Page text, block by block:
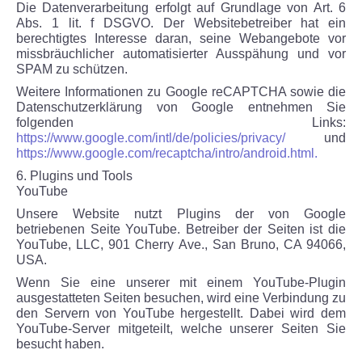
Die Datenverarbeitung erfolgt auf Grundlage von Art. 6
Abs. 1 lit. f DSGVO. Der Websitebetreiber hat ein
berechtigtes Interesse daran, seine Webangebote vor
missbräuchlicher automatisierter Ausspähung und vor
SPAM zu schützen.
Weitere Informationen zu Google reCAPTCHA sowie die
Datenschutzerklärung von Google entnehmen Sie
folgenden Links:
https://www.google.com/intl/de/policies/privacy/und
https://www.google.com/recaptcha/intro/android.html.
6. Plugins und Tools
YouTube
Unsere Website nutzt Plugins der von Google
betriebenen Seite YouTube. Betreiber der Seiten ist die
YouTube, LLC, 901 Cherry Ave., San Bruno, CA 94066,
USA.
Wenn Sie eine unserer mit einem YouTube-Plugin
ausgestatteten Seiten besuchen, wird eine Verbindung zu
den Servern von YouTube hergestellt. Dabei wird dem
YouTube-Server mitgeteilt, welche unserer Seiten Sie
besucht haben.